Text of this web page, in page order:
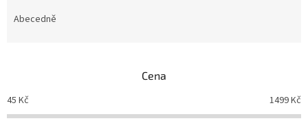
o
d
Abecedně
Cena
45 Kč 1499Kč